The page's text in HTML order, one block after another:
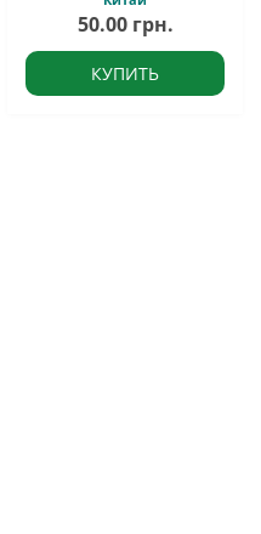
50.00 грн.
КУПИТЬ